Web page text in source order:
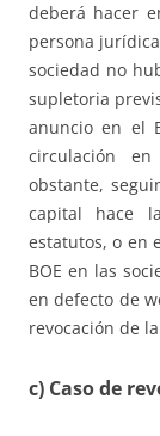
deberá hacer
persona
sociedad no
supletoria
anuncio en el
circulación
obstante,
capital hace
estatutos, o en
BOE en las
en defecto de
revocación de
c) Caso de